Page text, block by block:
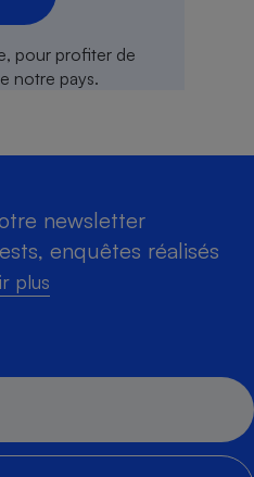
newsletter
enquêtes réalisés
plus